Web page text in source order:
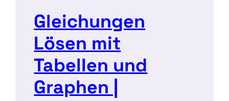
Gleichungen
Lösen mit
Tabellen und
Graphen |